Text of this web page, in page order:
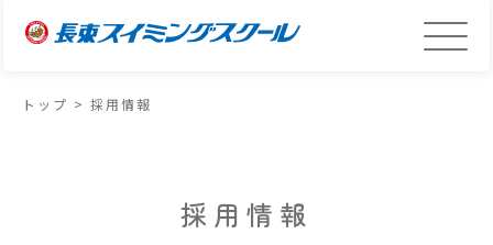
トップ > 採用情報
採用情報